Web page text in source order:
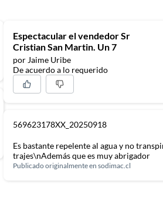
Espectacular el vendedor Sr
Cristian San Martin. Un 7
por Jaime Uribe
De acuerdo a lo requerido
569623178XX_20250918
Es bastante repelente al agua y no
trajes\nAdemás que es muy abrigador
Publicado originalmente en sodimac.cl